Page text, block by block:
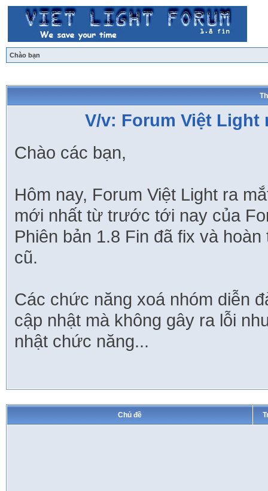
Chào bạn
V/v: Forum Việt Light
Chào các bạn,
Hôm nay, Forum Việt Light ra
mới nhất từ trước tới nay của
Phiên bản 1.8 Fin đã fix và
cũ.
Các chức năng xoá nhóm diễn
cập nhật mà không gây ra lỗi
nhật chức năng...
Chủ đề